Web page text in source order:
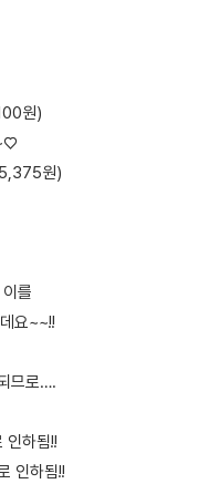
원)
원)
를
요~~!!
므로….
하됨!!
인하됨!!